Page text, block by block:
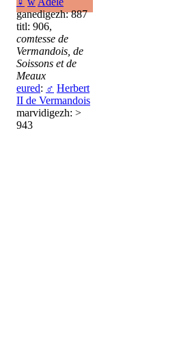
ganedigezh: 887
titl: 906,
comtesse de
Vermandois, de
Soissons et de
Meaux
eured: ♂ Herbert
II de Vermandois
marvidigezh: >
943